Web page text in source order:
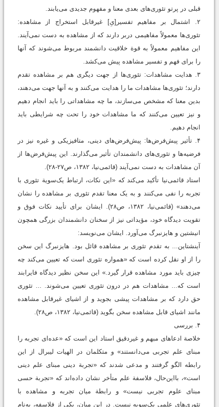
قبلی در پرتو تئوری‌های بعدی معنا و مفهوم جدیدی می‌یابند.
۲. اشتمال بر مفاهیم تفسیر[یِ] غیرقابل استخراج از مشاهده:
تئوری‌ها معمولاً مفاهیمی دربر دارند که از مشاهده به دست نمی‌آیند.
این مفاهیم معمولاً به قوة خلاقیت دانشمند مربوط می‌شوند که آنها
را برای فهم و تفسیر مشاهده پیش می‌کشد.
۳. هدایت مشاهدات: تئوری‌ها از جهت دیگری هم بر مشاهده تقدم
دارند؛ تئوری‌ها مشاهدات ما را هدایت می‌کنند و به آنها جهت می‌دهند،
بدین معنا که مشخص می‌سازند، ما چه مشاهداتی را باید انجام دهیم
و نیز تعیین می‌کنند که ما مشاهدات خود را تحت چه شرایطی باید
انجام دهیم.
۴. تأثیر پیش‌فرض‌ها: پیش‌فرض‌های دینی، متافیزیکی و غیره نیز در
فرضیه‌ها و تئوری‌های دانشمندان تأثیر می‌گذارند. این پیش‌فرض‌ها از
آن مشاهدات به دست نمی‌آیند (قائمی‌نیا، ۱۳۸۲، ص۲۷-۲۸).
استاد قائمی‌نیا تأکید می‌کند که «این نکات، ارتباط یک‌سویة تئوری با
تجربه را نفی می‌کنند و به یک معنا تقدم تئوری بر مشاهده را نشان
می‌دهند» (قائمی‌نیا، ۱۳۸۲، ص۲۸). ایشان برای تأیید نکات فوق و
تقویت دیدگاه خود، مؤیداتی نیز از سخنان دانشمندان بزرگی همچون
انيشتين و هایزنبرگ می‌آورد. ایشان می‌نویسد:
آینشتاین... به تقدم تئوری بر مشاهده قائل بود. هایزنبرگ این سخن
را از او نقل کرده است که «همواره تئوری است که تعیین می‌کند چه
چیزی باید مورد مشاهده قرار گیرد.» این سخن نظیر دیدگاه فایرابند
است که... مشاهدات هم در درون تئوری تعیین می‌شوند. ... تئوری
حق دارد که بر مشاهدات پیشی بجوید و از اشیای غیرقابل مشاهده
مانند اشیای قابل مشاهده سخن بگوید (قائمی‌نیا، ۱۳۸۲، ص۲۸).
۴. بررسی
خلاصة ادعاهای مبهم و غیردقیق استاد این است که «عده‌ای تجربه را
مبنای علم تجربی می‌دانستند» و متکلمان در الهیات لیبرال از این
رابطه الگو گرفتند و مدعی شدند که «تجربة دینی مبنای علم دینی
است»، بااین‌حال، فلاسفة علم متأخر نشان داده‌اند که «تجربة حسی
مبنای علوم تجربی نیست» و رابطة میان تجربه و مشاهده با
تئوری‌های علمی یک‌سویه نیست. در این میان، یکی از فلاسفه، به‌نام